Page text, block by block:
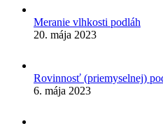
Meranie vlhkosti podláh
20. mája 2023
Rovinnosť (priemyselnej)
6. mája 2023